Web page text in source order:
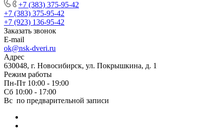
+7 (383) 375-95-42
+7 (383) 375-95-42
+7 (923) 136-95-42
Заказать звонок
E-mail
ok@nsk-dveri.ru
Адрес
630048, г. Новосибирск, ул. Покрышкина, д. 1
Режим работы
Пн-Пт 10:00 - 19:00
Сб 10:00 - 17:00
Вс по предварительной записи